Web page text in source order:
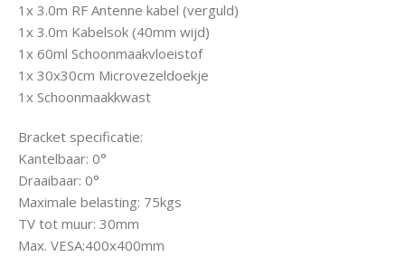
1x 3.0m RF Antenne kabel (verguld)
1x 3.0m Kabelsok (40mm wijd)
1x 60ml Schoonmaakvloeistof
1x 30x30cm Microvezeldoekje
1x Schoonmaakkwast
Bracket specificatie:
Kantelbaar: 0°
Draaibaar: 0°
Maximale belasting: 75kgs
TV tot muur: 30mm
Max. VESA:400x400mm